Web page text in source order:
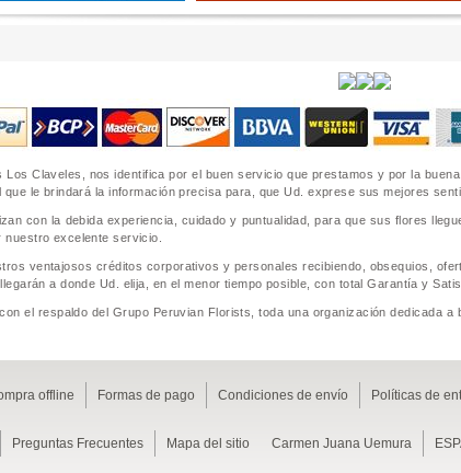
Los Claveles, nos identifica por el buen servicio que prestamos y por la
le brindará la información precisa para, que Ud. exprese sus mejores
con la debida experiencia, cuidado y puntualidad, para que sus flores
excelente servicio.
ventajosos créditos corporativos y personales recibiendo, obsequios,
a donde Ud. elija, en el menor tiempo posible, con total Garantía y
el respaldo del Grupo Peruvian Florists, toda una organización dedicada
offline Formas de pago Condiciones de envío Políticas de
Preguntas Frecuentes Mapa del sitio Carmen Juana Uemura